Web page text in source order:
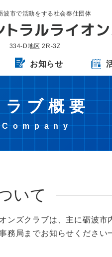
波市で活動をする社会奉仕団体
334-D地区 2R-3Z
お知らせ
ラブ概要
いて
ンズクラブは、主に砺波市
局までお知らせください